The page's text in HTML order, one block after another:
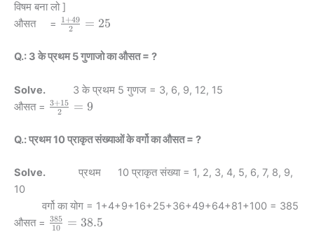
विषम बना लो ]
औसत = \frac{1+49}
2
1+49 = 25
Q.: 3 के प्रथम 5 गुणाजो का औसत = ?
Solve.
3 के प्रथम 5 गुणज = 3, 6, 9, 12, 15
औसत = \frac{3+15}
2
3+15 = 9
Q.: प्रथम 10 प्राकृत संख्याओं के वर्गो का औसत = ?
Solve.
प्रथम 10 प्राकृत संख्या = 1, 2, 3, 4, 5, 6, 7, 8, 9,
10
वर्गो का योग = 1+4+9+16+25+36+49+64+81+100 = 385
औसत = \frac{385}
10
385 = 38.5